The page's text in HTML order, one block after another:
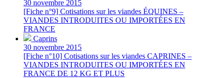
30 novembre 2015
[Fiche n°9] Cotisations sur les viandes ÉQUINES –
VIANDES INTRODUITES OU IMPORTÉES EN
FRANCE
Caprins
30 novembre 2015
[Fiche n°10] Cotisations sur les viandes CAPRINES –
VIANDES INTRODUITES OU IMPORTÉES EN
FRANCE DE 12 KG ET PLUS